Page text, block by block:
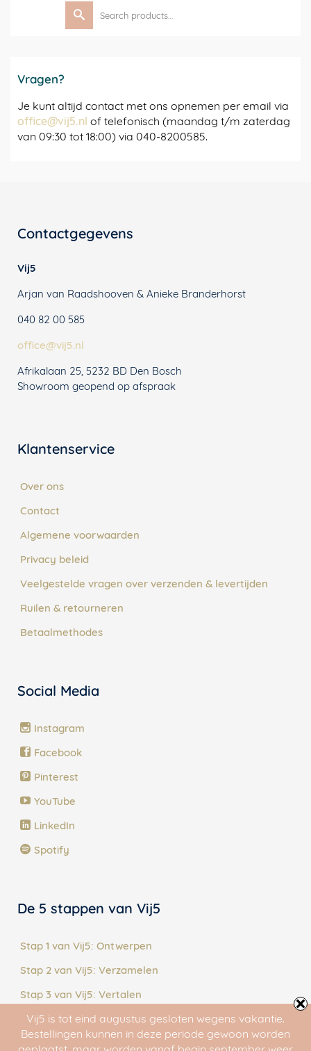
Search
for:
Vragen?
Je kunt altijd contact met ons opnemen per email via
office@vij5.nl of telefonisch (maandag t/m zaterdag
van 09:30 tot 18:00) via 040-8200585.
Contactgegevens
Vij5
Arjan van Raadshooven & Anieke Branderhorst
040 82 00 585
office@vij5.nl
Afrikalaan 25, 5232 BD Den Bosch
Showroom geopend op afspraak
Klantenservice
Over ons
Contact
Algemene voorwaarden
Privacy beleid
Veelgestelde vragen over verzenden & levertijden
Ruilen & retourneren
Betaalmethodes
Social Media
Instagram
Facebook
Pinterest
YouTube
LinkedIn
Spotify
De 5 stappen van Vij5
Stap 1 van Vij5: Ontwerpen
Stap 2 van Vij5: Verzamelen
Stap 3 van Vij5: Vertalen
Stap 4 van Vij5: Maken
Stap 5 van Vij5: Delen
Vij5 is tot eind augustus gesloten wegens vakantie.
Bestellingen kunnen in deze periode gewoon worden